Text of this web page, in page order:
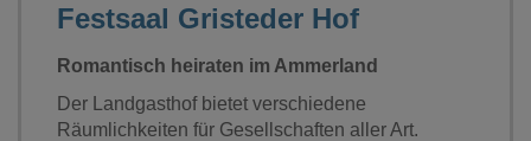
Festsaal Gristeder Hof
Romantisch heiraten im Ammerland
Der Landgasthof bietet verschiedene
Räumlichkeiten für Gesellschaften aller Art.